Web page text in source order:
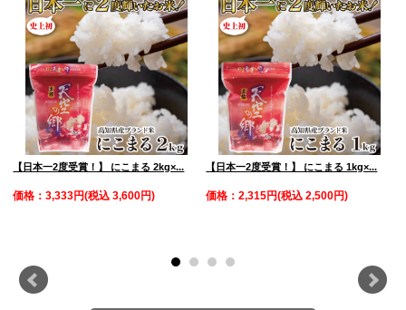
【日本一2度受賞！】 にこまる 2kg×...
価格：3,333円(税込 3,600円)
【日本一2度受賞！】 にこまる 1kg×...
価格：2,315円(税込 2,500円)